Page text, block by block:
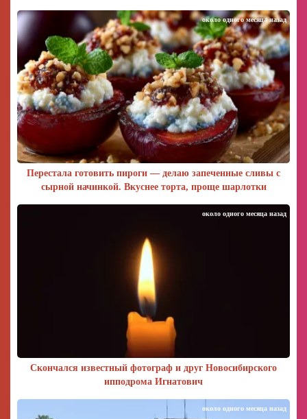
Перестала готовить пироги — делаю запеченные сливы с
сырной начинкой. Вкуснее торта, проще шарлотки
около одного месяца назад
Скончался известный фотограф и друг Новосибирского
ипподрома Игнатович
около одного месяца назад
около одного месяца назад